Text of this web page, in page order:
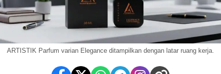
ARTISTIK Parfum varian Elegance ditampilkan dengan latar ruang kerja.